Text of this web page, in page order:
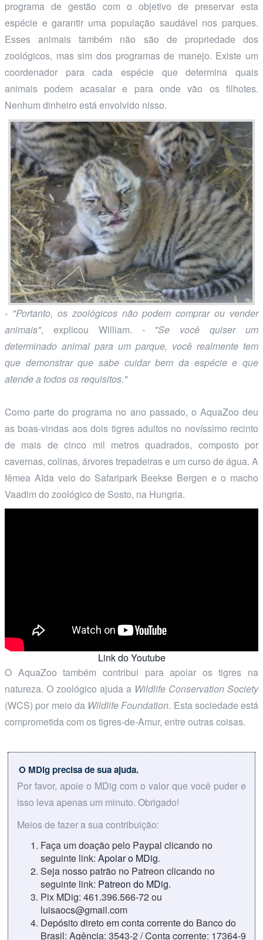
programa de gestão com o objetivo de preservar esta
espécie e garantir uma população saudável nos parques.
Esses animais também não são de propriedade dos
zoológicos, mas sim dos programas de manejo. Existe um
coordenador para cada espécie que determina quais
animais podem acasalar e para onde vão os filhotes.
Nenhum dinheiro está envolvido nisso.
- "Portanto, os zoológicos não podem comprar ou vender
animais", explicou William. - "Se você quiser um
determinado animal para um parque, você realmente tem
que demonstrar que sabe cuidar bem da espécie e que
atende a todos os requisitos."
Como parte do programa no ano passado, o AquaZoo deu
as boas-vindas aos dois tigres adultos no novíssimo recinto
de mais de cinco mil metros quadrados, composto por
cavernas, colinas, árvores trepadeiras e um curso de água. A
fêmea Aïda veio do Safaripark Beekse Bergen e o macho
Vaadim do zoológico de Sosto, na Hungria.
Link do Youtube
O AquaZoo também contribui para apoiar os tigres na
natureza. O zoológico ajuda a Wildlife Conservation Society
(WCS) por meio da Wildlife Foundation. Esta sociedade está
comprometida com os tigres-de-Amur, entre outras coisas.
O MDig precisa de sua ajuda.
Por favor, apoie o MDig com o valor que você puder e
isso leva apenas um minuto. Obrigado!
Meios de fazer a sua contribuição:
Faça um doação pelo Paypal clicando no
seguinte link: Apoiar o MDig.
Seja nosso patrão no Patreon clicando no
seguinte link: Patreon do MDig.
Pix MDig: 461.396.566-72 ou
luisaocs@gmail.com
Depósito direto em conta corrente do Banco do
Brasil: Agência: 3543-2 / Conta corrente: 17364-9